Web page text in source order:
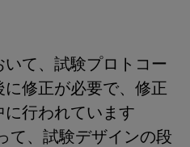
て、試験プロトコー
修正が必要で、修正
行われています
て、試験デザインの段